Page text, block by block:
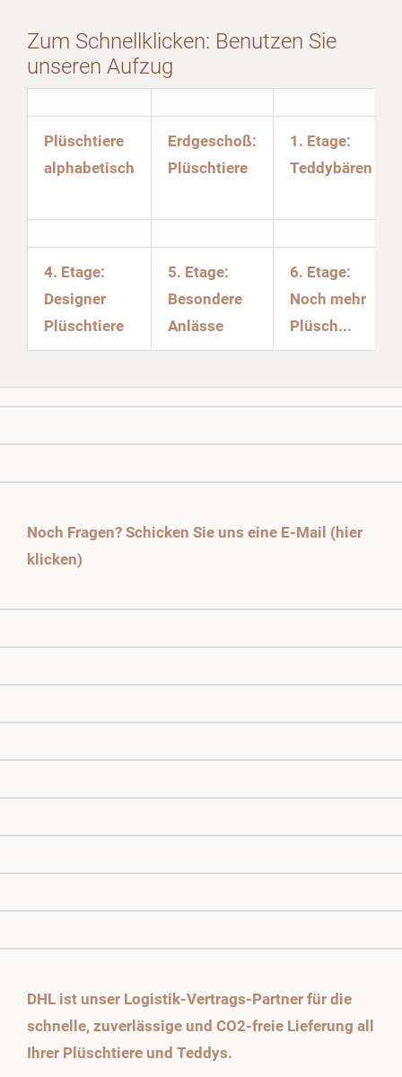
Zum Schnellklicken: Benutzen Sie
unseren Aufzug
Plüschtiere
alphabetisch
Erdgeschoß:
Plüschtiere
1. Etage:
Teddybären
4. Etage:
Designer
Plüschtiere
5. Etage:
Besondere
Anlässe
6. Etage:
Noch mehr
Plüsch...
Noch Fragen? Schicken Sie uns eine E-Mail (hier
klicken)
DHL ist unser Logistik-Vertrags-Partner für die
schnelle, zuverlässige und CO2-freie Lieferung all
Ihrer Plüschtiere und Teddys.